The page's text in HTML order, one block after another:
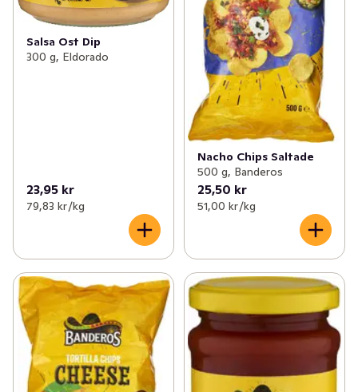
Salsa Ost Dip
300 g, Eldorado
23,95 kr
79,83 kr /kg
Nacho Chips Saltade
500 g, Banderos
25,50 kr
51,00 kr /kg